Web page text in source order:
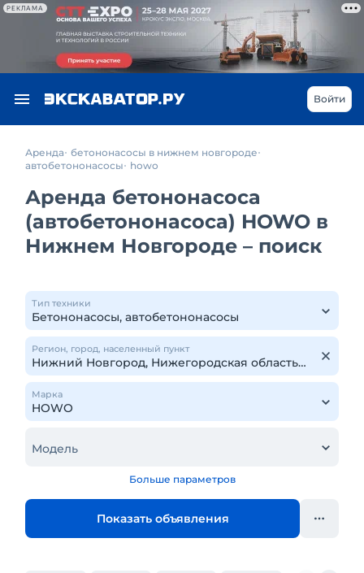
РЕКЛАМА
Войти
Аренда бетононасосы в нижнем новгороде
автобетононасосы
howo
Аренда бетононасоса
(автобетононасоса) HOWO в
Нижнем Новгороде – поиск
Тип техники
Регион, город, населенный пункт
Марка
Модель
Больше параметров
Показать объявления